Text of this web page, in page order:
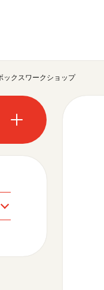
撮影
する
ックスワークショップ